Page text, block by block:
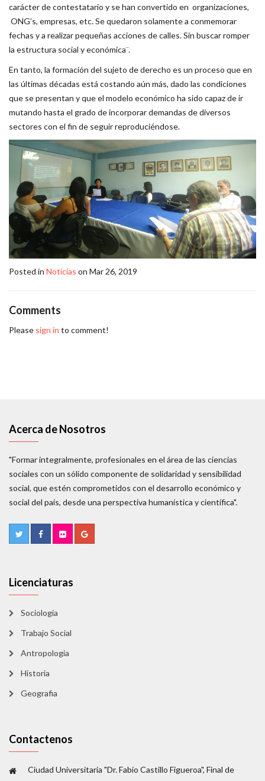
carácter de contestatario y se han convertido en organizaciones,
ONG’s, empresas, etc. Se quedaron solamente a conmemorar
fechas y a realizar pequeñas acciones de calles. Sin buscar romper
la estructura social y económica¨.
En tanto, la formación del sujeto de derecho es un proceso que en
las últimas décadas está costando aún más, dado las condiciones
que se presentan y que el modelo económico ha sido capaz de ir
mutando hasta el grado de incorporar demandas de diversos
sectores con el fin de seguir reproduciéndose.
Posted in Noticias on Mar 26, 2019
Comments
Please sign in to comment!
Acerca de Nosotros
"Formar integralmente, profesionales en el área de las ciencias
sociales con un sólido componente de solidaridad y sensibilidad
social, que estén comprometidos con el desarrollo económico y
social del país, desde una perspectiva humanística y científica".
Licenciaturas
Sociologia
Trabajo Social
Antropologia
Historia
Geografia
Contactenos
Ciudad Universitaria "Dr. Fabio Castillo Figueroa", Final de